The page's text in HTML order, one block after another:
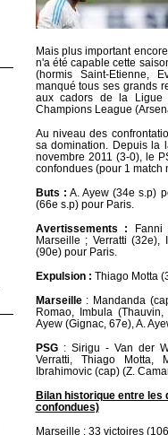
Mais plus important
n'a été capable cette
(hormis Saint-Etienne,
manqué tous ses grands
aux cadors de la Ligue
Champions League
Au niveau des
sa domination. Depuis la
novembre 2011 (3-0), le
confondues (pour 1 match
Buts : A. Ayew (34e s.p)
(66e s.p) pour Paris.
Avertissements :
Marseille ; Verratti (32e),
(90e) pour Paris.
Expulsion : Thiago Motta
Marseille: Mandanda
Romao, Imbula
Ayew (Gignac, 67e), A.
PSG: Sirigu - Van der
Verratti, Thiago Motta,
Ibrahimovic (cap) (Z.
Bilan historique entre les
confondues)
Marseille : 33 victoires